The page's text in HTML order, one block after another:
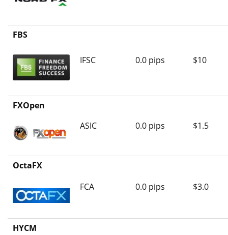
FBS
IFSC 0.0 pips $10
FXOpen
ASIC
0.0 pips $1.5
OctaFX
FCA
0.0 pips $3.0
HYCM